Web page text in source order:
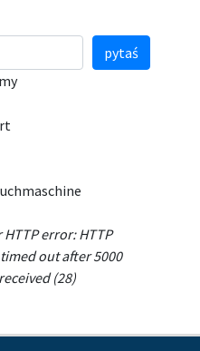
pytaś
error: HTTP
out after 5000
(28)